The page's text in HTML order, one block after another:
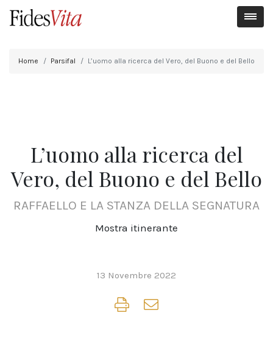
Home Parsifal L’uomo alla ricerca del Vero, del Buono e del Bello
L’uomo alla ricerca del
Vero, del Buono e del Bello
RAFFAELLO E LA STANZA DELLA SEGNATURA
Mostra itinerante
13 Novembre 2022